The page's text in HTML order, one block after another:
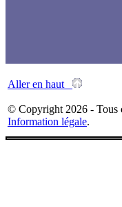
Aller en haut
© Copyright 2026 - Tous
Information légale.